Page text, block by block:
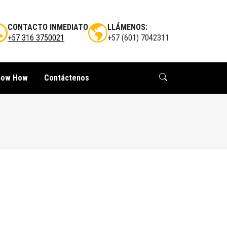
CONTACTO INMEDIATO
+57 316 3750021
LLÁMENOS:
+57 (601) 7042311
How Contáctenos